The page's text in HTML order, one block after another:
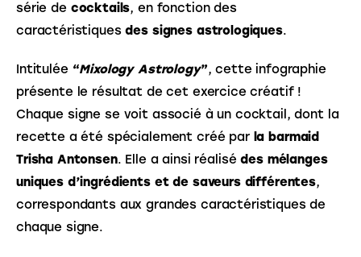
série de cocktails, en fonction des
caractéristiques des signes astrologiques.
Intitulée “Mixology Astrology”, cette infographie
présente le résultat de cet exercice créatif !
Chaque signe se voit associé à un cocktail, dont la
recette a été spécialement créé par la barmaid
Trisha Antonsen. Elle a ainsi réalisé des mélanges
uniques d’ingrédients et de saveurs différentes,
correspondants aux grandes caractéristiques de
chaque signe.